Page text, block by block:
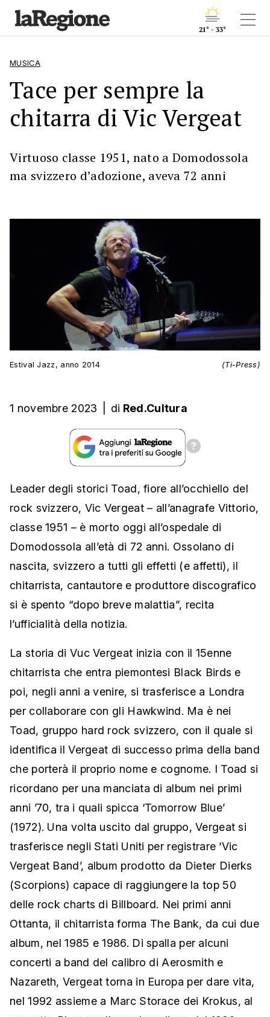
21° - 33°
MUSICA
Tace per sempre la
chitarra di Vic Vergeat
Virtuoso classe 1951, nato a Domodossola
ma svizzero d’adozione, aveva 72 anni
Estival Jazz, anno 2014 (Ti-Press)
1 novembre 2023 di Red.Cultura
Leader degli storici Toad, fiore all’occhiello del
rock svizzero, Vic Vergeat – all’anagrafe Vittorio,
classe 1951 – è morto oggi all’ospedale di
Domodossola all’età di 72 anni. Ossolano di
nascita, svizzero a tutti gli effetti (e affetti), il
chitarrista, cantautore e produttore discografico
si è spento “dopo breve malattia”, recita
l’ufficialità della notizia.
La storia di Vuc Vergeat inizia con il 15enne
chitarrista che entra piemontesi Black Birds e
poi, negli anni a venire, si trasferisce a Londra
per collaborare con gli Hawkwind. Ma è nei
Toad, gruppo hard rock svizzero, con il quale si
identifica il Vergeat di successo prima della band
che porterà il proprio nome e cognome. I Toad si
ricordano per una manciata di album nei primi
anni ’70, tra i quali spicca ‘Tomorrow Blue’
(1972). Una volta uscito dal gruppo, Vergeat si
trasferisce negli Stati Uniti per registrare ‘Vic
Vergeat Band’, album prodotto da Dieter Dierks
(Scorpions) capace di raggiungere la top 50
delle rock charts di Billboard. Nei primi anni
Ottanta, il chitarrista forma The Bank, da cui due
album, nel 1985 e 1986. Di spalla per alcuni
concerti a band del calibro di Aerosmith e
Nazareth, Vergeat torna in Europa per dare vita,
nel 1992 assieme a Marc Storace dei Krokus, al